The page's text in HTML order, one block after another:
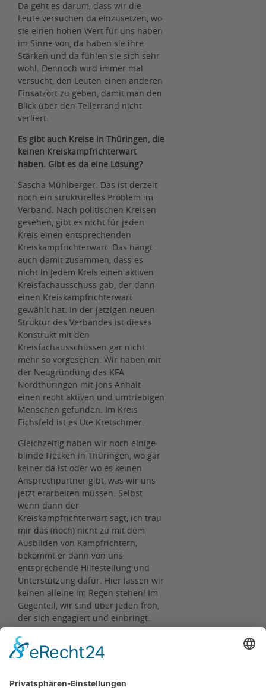
Da geht es darum, dass wir die
Leute versuchen da einzusetzen, wo
sie einen hohen Wert für uns haben
im Sinne von, da haben sie ihre
Stärken und da fühlen sie sich sehr
wohl. Dennoch wird immer mal
versucht, den Leuten einen anderen
Einsatzort zu geben, damit man den
Blick über den Tellerrand nicht
verliert.
Es gibt auch Kreise in Thüringen, die
keinen Kreiskampfrichterwart
haben. Gibt es da eine Lösung?
Sascha Mühlberger: Das ist derzeit
noch ein strukturelles Problem im
Verband. Nach politischen Kreisen
gesehen, gibt es nicht für jeden
Kreis einen entsprechenden
Kreiskampfrichterwart. Das hängt
auch damit zusammen, dass es
nicht in jedem Kreis einen aktiven
Kreisfachausschuss gab, der dann
einen Kreiskampfrichterwart
gewählt hat. In der jetzigen neuen
Struktur des Verbandes ist dieses
Konstrukt mit den
Kreisfachausschüssen gar nicht
mehr so vorgesehen. Wir haben mit
der Neugründung des KFA
Nordthüringen mit Jons Anhalt
einen recht aktiven und umtriebigen
Menschen gefunden. Im Kreis
Eichsfeld ist es Ute Kretschmer.
Gleichzeitig haben wir noch einige
blinde Flecken in Thüringen, wo gar
keiner da ist oder wo es keinen
Ansprechpartner gibt, was wir uns
jetzt erarbeiten müssen. Selbst
wenn dann der
Kreiskampfrichterwart sagt, ich trau
mir das (noch) nicht zu mit dem
Ausbilden von Kampfrichtern,
bekommt er dann von uns
entsprechende Hilfestellung und
Unterstützung dafür. Hier lassen wir
keinen alleine im Regen stehen! Im
Gegenteil, wir sind über jeden froh,
der sich engagiert und einbringt.
Somit finden wir für alles eine
Lösung. Getreu dem Platzbau- sowie
Kampfrichtermotto: Es gibt keine
Herausforderungen. -sam-